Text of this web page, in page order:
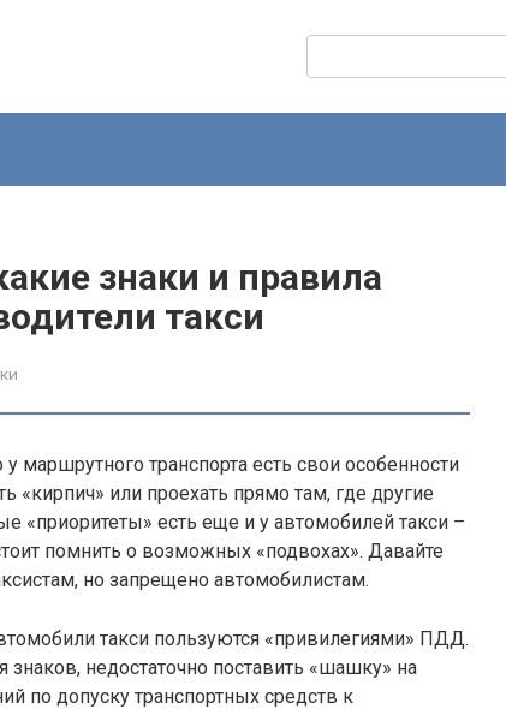
знаки и правила
такси
транспорта есть свои особенности
или проехать прямо там, где другие
«приоритеты» есть еще и у автомобилей такси –
помнить о возможных «подвохах». Давайте
но запрещено автомобилистам.
такси пользуются «привилегиями» ПДД.
знаков, недостаточно поcтавить «шашку» на
по допуску транспортных средств к